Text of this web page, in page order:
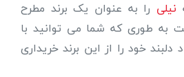
نیلی را به عنوان یک برند مطرح
به طوری که شما می توانید با
دلبند خود را از این برند خریداری